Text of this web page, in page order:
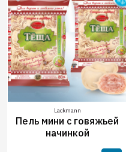
Lackmann
Пель мини с говяжьей
начинкой